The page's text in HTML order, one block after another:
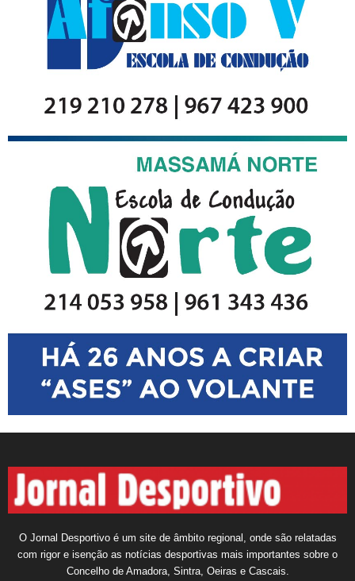
O Jornal Desportivo é um site de âmbito regional, onde são relatadas
com rigor e isenção as notícias desportivas mais importantes sobre o
Concelho de Amadora, Sintra, Oeiras e Cascais.